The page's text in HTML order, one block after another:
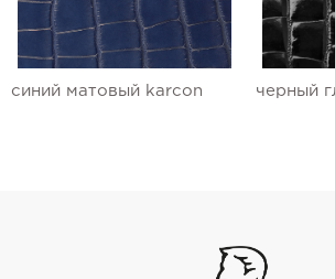
синий матовый karcon черный